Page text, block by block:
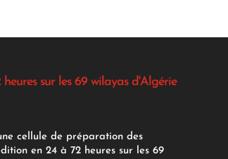
sur les 69 wilayas d'Algérie
cellule de préparation des
en 24 à 72 heures sur les 69